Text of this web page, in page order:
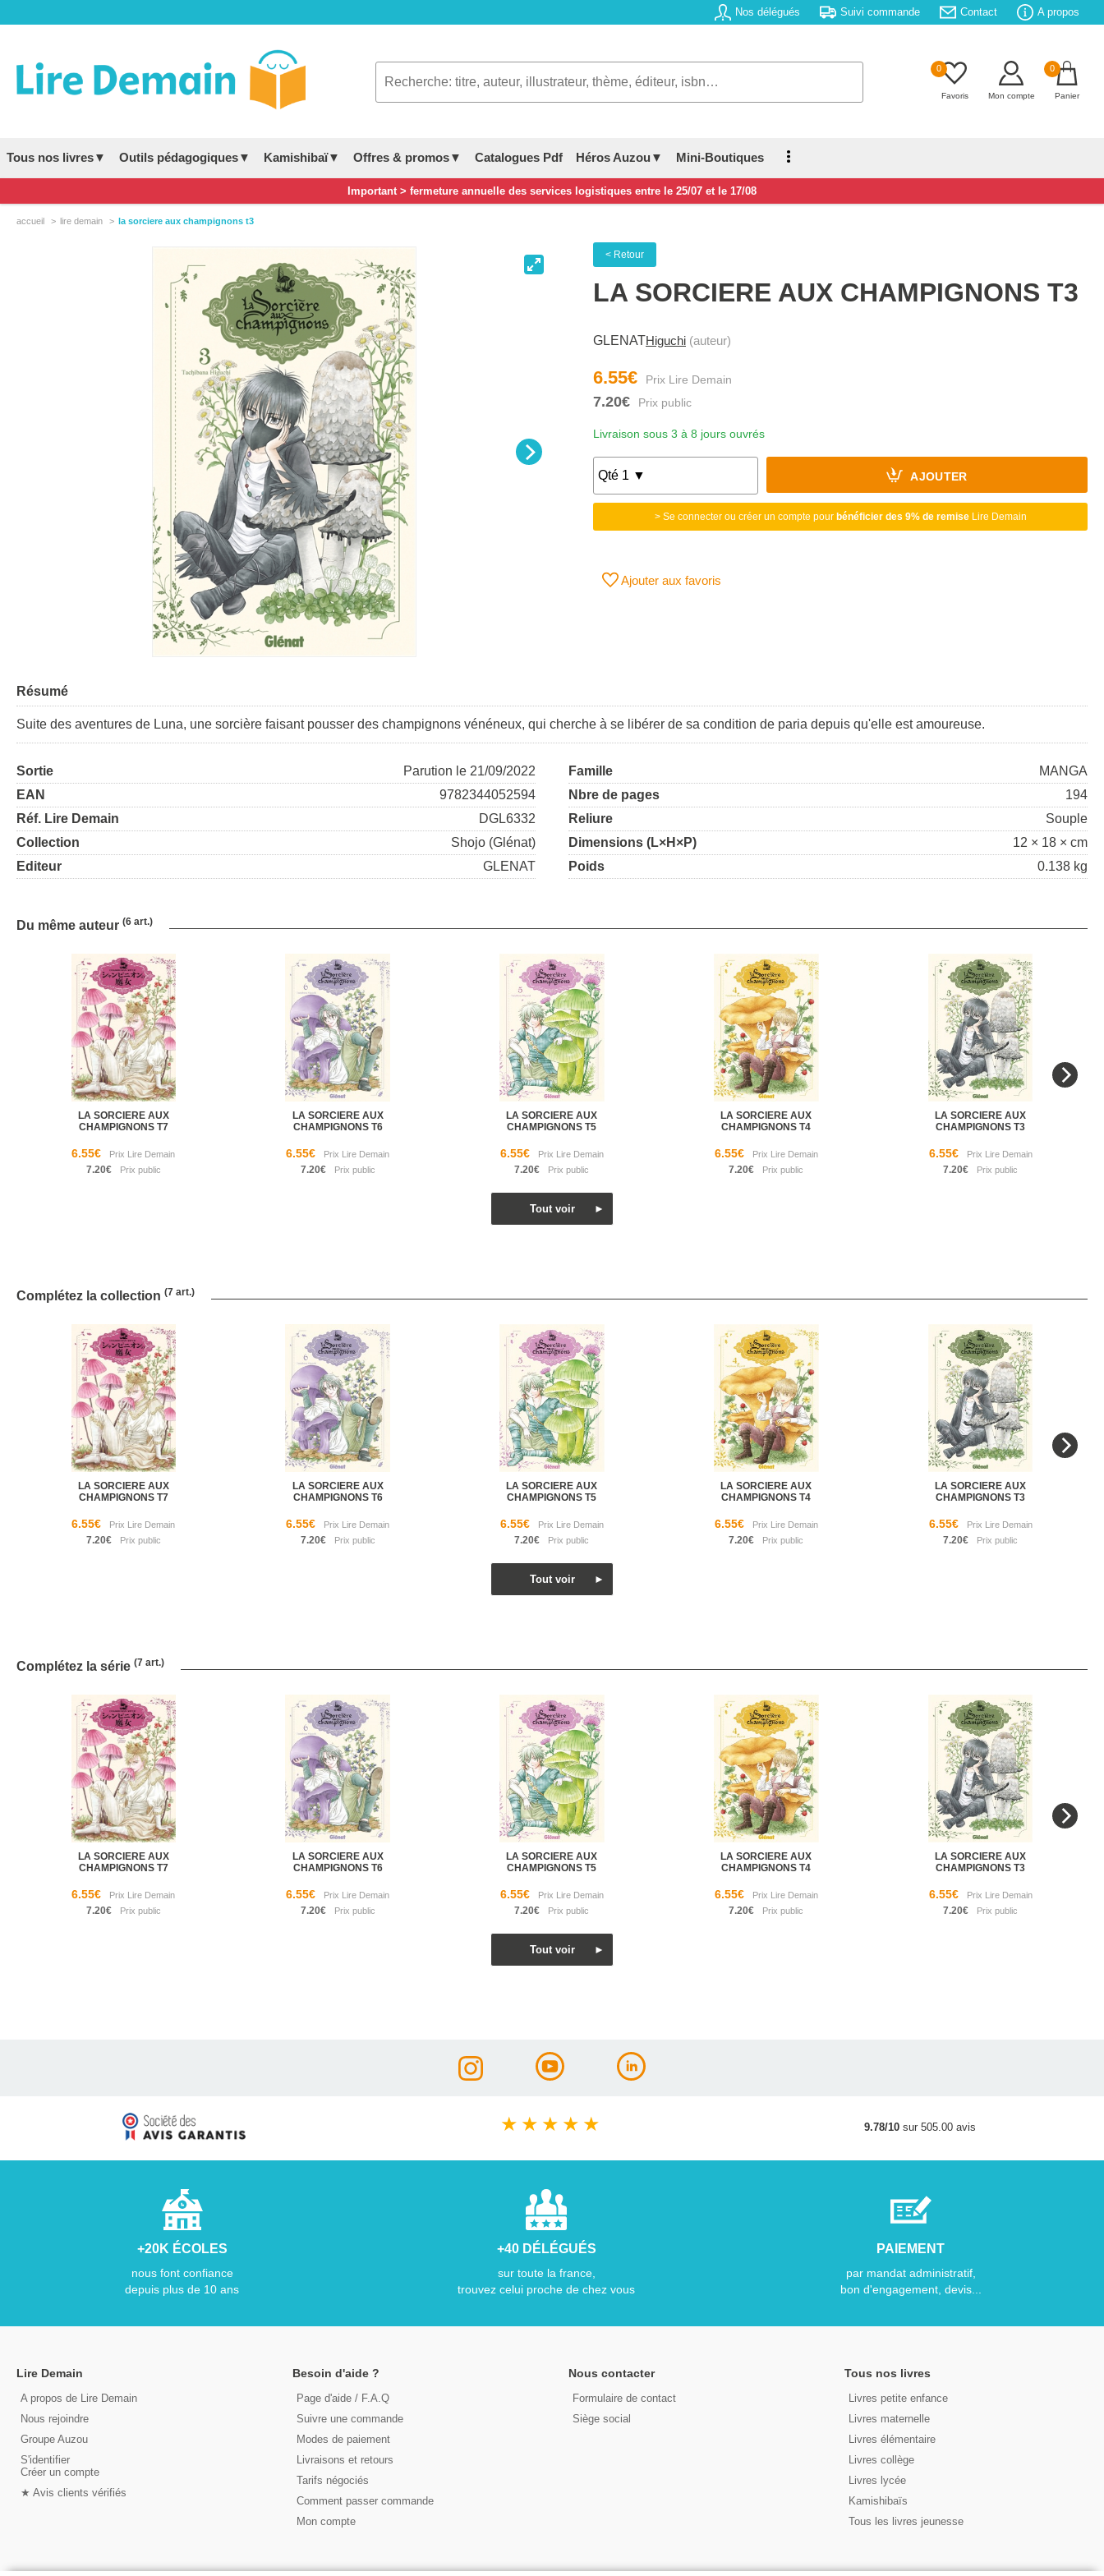
Nos délégués Suivi commande Contact A propos
0
Favoris Mon compte
0
Panier
Tous nos livres▼ Outils pédagogiques▼ Kamishibaï▼ Offres & promos▼ Catalogues Pdf Héros Auzou▼ Mini-Boutiques
Important > fermeture annuelle des services logistiques entre le 25/07 et le 17/08
accueil lire demain la sorciere aux champignons t3
< Retour
LA SORCIERE AUX CHAMPIGNONS T3
GLENATHiguchi (auteur)
6.55€
7.20€
Livraison sous 3 à 8 jours ouvrés
AJOUTER
> Se connecter ou créer un compte pour bénéficier des 9% de remiseLire Demain
Ajouter aux favoris
Résumé
Suite des aventures de Luna, une sorcière faisant pousser des champignons vénéneux, qui cherche à se libérer de sa condition de paria depuis qu'elle est amoureuse.
Sortie
Parution le 21/09/2022
EAN
9782344052594
Réf. Lire Demain
DGL6332
Collection
Shojo (Glénat)
Editeur
GLENAT
Famille
MANGA
Nbre de pages
194
Reliure
Souple
Dimensions (L×H×P)
12 × 18 × cm
Poids
0.138 kg
Du même auteur (6 art.)
LA SORCIERE AUX
CHAMPIGNONS T7
6.55€
7.20€
LA SORCIERE AUX
CHAMPIGNONS T6
6.55€
7.20€
LA SORCIERE AUX
CHAMPIGNONS T5
6.55€
7.20€
LA SORCIERE AUX
CHAMPIGNONS T4
6.55€
7.20€
LA SORCIERE AUX
CHAMPIGNONS T3
6.55€
7.20€
Complétez la collection (7 art.)
LA SORCIERE AUX
CHAMPIGNONS T7
6.55€
7.20€
LA SORCIERE AUX
CHAMPIGNONS T6
6.55€
7.20€
LA SORCIERE AUX
CHAMPIGNONS T5
6.55€
7.20€
LA SORCIERE AUX
CHAMPIGNONS T4
6.55€
7.20€
LA SORCIERE AUX
CHAMPIGNONS T3
6.55€
7.20€
Complétez la série (7 art.)
LA SORCIERE AUX
CHAMPIGNONS T7
6.55€
7.20€
LA SORCIERE AUX
CHAMPIGNONS T6
6.55€
7.20€
LA SORCIERE AUX
CHAMPIGNONS T5
6.55€
7.20€
LA SORCIERE AUX
CHAMPIGNONS T4
6.55€
7.20€
LA SORCIERE AUX
CHAMPIGNONS T3
6.55€
7.20€
★ ★ ★ ★ ★ 9.78/10sur 505.00 avis
+20K ÉCOLES
nous font confiance
depuis plus de 10 ans
+40 DÉLÉGUÉS
sur toute la france,
trouvez celui proche de chez vous
PAIEMENT
par mandat administratif,
bon d'engagement, devis...
Lire Demain
A propos de Lire Demain
Nous rejoindre
Groupe Auzou
S'identifier
Créer un compte
★ Avis clients vérifiés
Besoin d'aide ?
Page d'aide / F.A.Q
Suivre une commande
Modes de paiement
Livraisons et retours
Tarifs négociés
Comment passer commande
Mon compte
Nous contacter
Formulaire de contact
Siège social
Tous nos livres
Livres petite enfance
Livres maternelle
Livres élémentaire
Livres collège
Livres lycée
Kamishibaïs
Tous les livres jeunesse